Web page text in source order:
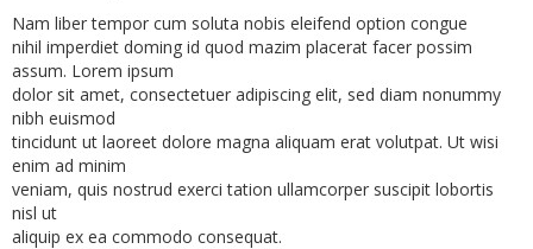
Nam liber tempor cum soluta nobis eleifend option congue
nihil imperdiet doming id quod mazim placerat facer possim
assum. Lorem ipsum
dolor sit amet, consectetuer adipiscing elit, sed diam nonummy
nibh euismod
tincidunt ut laoreet dolore magna aliquam erat volutpat. Ut wisi
enim ad minim
veniam, quis nostrud exerci tation ullamcorper suscipit lobortis
nisl ut
aliquip ex ea commodo consequat.